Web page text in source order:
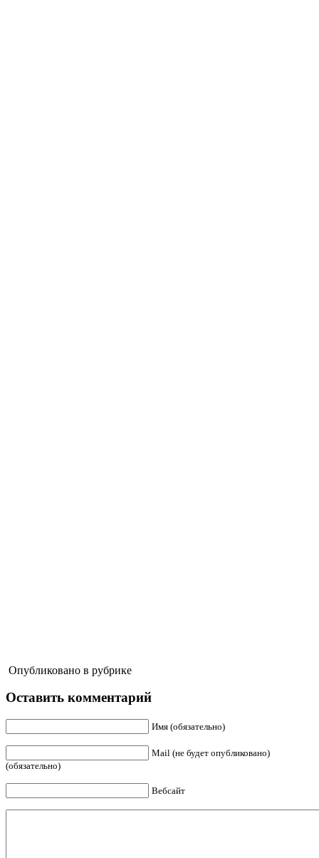
Опубликовано в рубрике
Оставить комментарий
Имя (обязательно)
Mail (не будет опубликовано)
(обязательно)
Вебсайт